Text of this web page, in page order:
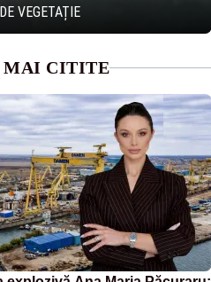
VEGETAȚIE
MAI CITITE